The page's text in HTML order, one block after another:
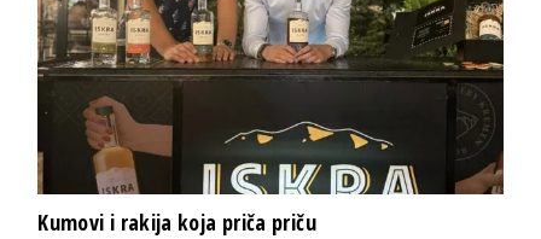
Kumovi i rakija koja priča priču